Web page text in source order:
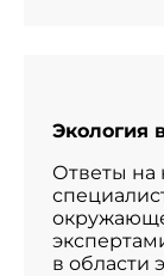
Экология
Ответы на
в области